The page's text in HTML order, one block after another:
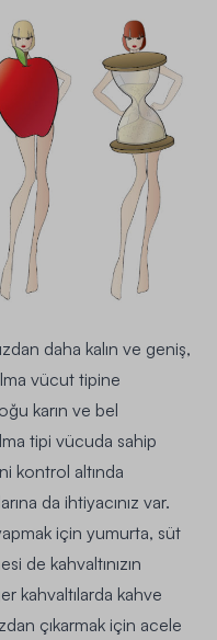
daha kalın ve geniş,
vücut tipine
karın ve bel
tipi vücuda sahip
kontrol altında
da ihtiyacınız var.
için yumurta, süt
de kahvaltınızın
kahvaltılarda kahve
çıkarmak için acele